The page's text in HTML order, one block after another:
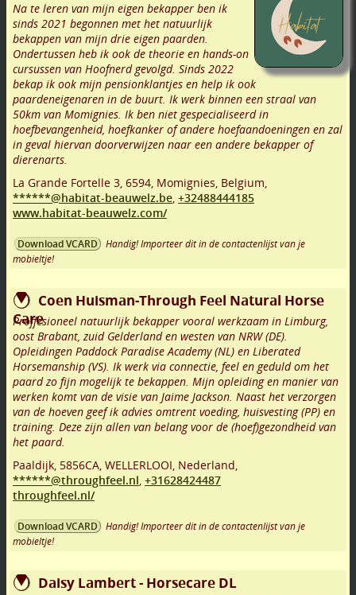
Na te leren van mijn eigen bekapper ben ik
sinds 2021 begonnen met het natuurlijk
bekappen van mijn drie eigen paarden.
Ondertussen heb ik ook de theorie en hands-on
cursussen van Hoofnerd gevolgd. Sinds 2022
bekap ik ook mijn pensionklantjes en help ik ook
paardeneigenaren in de buurt. Ik werk binnen een straal van
50km van Momignies. Ik ben niet gespecialiseerd in
hoefbevangenheid, hoefkanker of andere hoefaandoeningen en zal
in geval hiervan doorverwijzen naar een andere bekapper of
dierenarts.
La Grande Fortelle 3, 6594, Momignies, Belgium,
******@habitat-beauwelz.be, +32488444185
www.habitat-beauwelz.com/
Download VCARD
Handig! Importeer dit in de contactenlijst van je
mobieltje!
Coen Huisman-Through Feel Natural Horse
Care
Proffesioneel natuurlijk bekapper vooral werkzaam in Limburg,
oost Brabant, zuid Gelderland en westen van NRW (DE).
Opleidingen Paddock Paradise Academy (NL) en Liberated
Horsemanship (VS). Ik werk via connectie, feel en geduld om het
paard zo fijn mogelijk te bekappen. Mijn opleiding en manier van
werken komt van de visie van Jaime Jackson. Naast het verzorgen
van de hoeven geef ik advies omtrent voeding, huisvesting (PP) en
training. Deze zijn allen van belang voor de (hoef)gezondheid van
het paard.
Paaldijk, 5856CA, WELLERLOOI, Nederland,
******@throughfeel.nl, +31628424487
throughfeel.nl/
Download VCARD
Handig! Importeer dit in de contactenlijst van je
mobieltje!
Daisy Lambert - Horsecare DL